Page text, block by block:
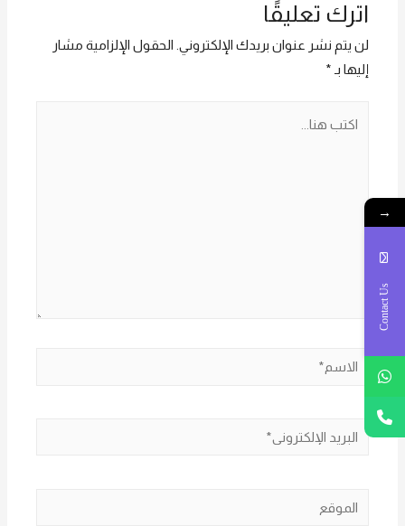
techno Trade
المبيعات :امل
01016115966
اترك تعليقًا
لن يتم نشر عنوان بريدك الإلكتروني. الحقول الإلزامية مشار
إليها بـ *
الاسم*
البريد
الموقع
→
Contact Us